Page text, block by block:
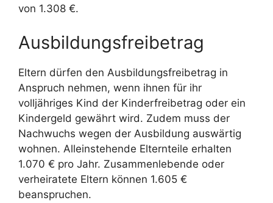
von 1.308 €.
Ausbildungsfreibetrag
Eltern dürfen den Ausbildungsfreibetrag in
Anspruch nehmen, wenn ihnen für ihr
volljähriges Kind der Kinderfreibetrag oder ein
Kindergeld gewährt wird. Zudem muss der
Nachwuchs wegen der Ausbildung auswärtig
wohnen. Alleinstehende Elternteile erhalten
1.070 € pro Jahr. Zusammenlebende oder
verheiratete Eltern können 1.605 €
beanspruchen.